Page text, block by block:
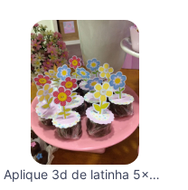
Aplique 3d de latinha 5x5 Jardim encantado - Flores